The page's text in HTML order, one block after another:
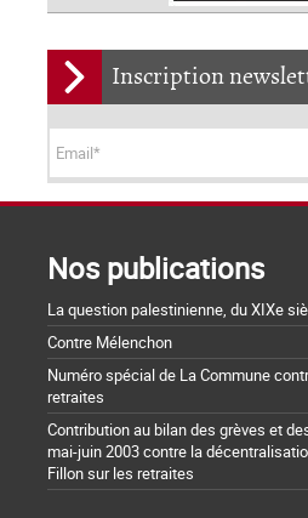
Inscription
Nos publications
La question palestinienne, du XIXe
Contre Mélenchon
Numéro spécial de La Commune
retraites
Contribution au bilan des grèves et
mai-juin 2003 contre la
Fillon sur les retraites